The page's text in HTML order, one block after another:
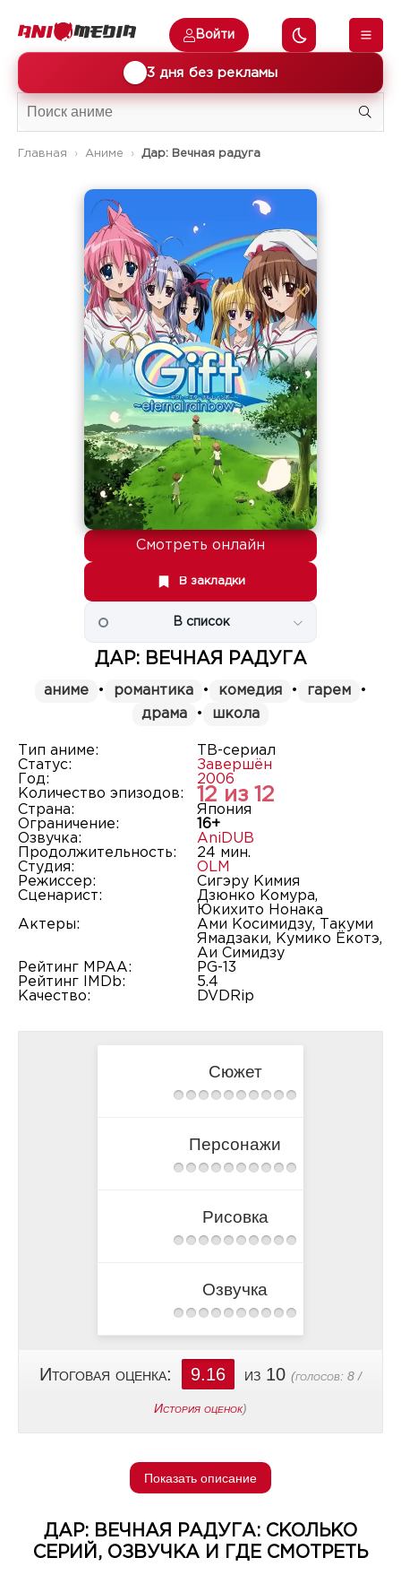
3 дня без рекламы
Войти
Главная Аниме Дар: Вечная радуга
Смотреть онлайн
В закладки
В список
ДАР: ВЕЧНАЯ РАДУГА
аниме • романтика • комедия • гарем
•
драма
• школа
Тип аниме:
ТВ-сериал
Статус:
Завершён
Год:
2006
Количество эпизодов:
12 из 12
Страна:
Япония
Ограничение:
16+
Озвучка:
AniDUB
Продолжительность:
24 мин.
Студия:
OLM
Режиссер:
Сигэру Кимия
Сценарист:
Дзюнко Комура,
Юкихито Нонака
Актеры:
Ами Косимидзу, Такуми
Ямадзаки, Кумико Ёкотэ,
Аи Симидзу
Рейтинг MPAA:
PG-13
Рейтинг IMDb:
5.4
Качество:
DVDRip
Сюжет
Персонажи
Рисовка
Озвучка
Итоговая оценка: 9.16 из 10 (голосов: 8 /
История оценок)
Показать описание
ДАР: ВЕЧНАЯ РАДУГА: СКОЛЬКО
СЕРИЙ, ОЗВУЧКА И ГДЕ СМОТРЕТЬ